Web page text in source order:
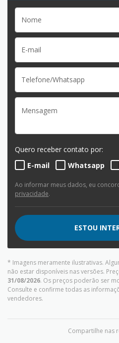
Quero receber contato por:
E-mail
Whatsapp
Ao informar meus dados, eu
privacidade.
ESTOU
* Imagens meramente ilustrativas.
não estar disponíveis nas versões.
31/08/2026. Os preços poderão ser
Consulte e confirme todas as
vendedores.
Compartilhe nas